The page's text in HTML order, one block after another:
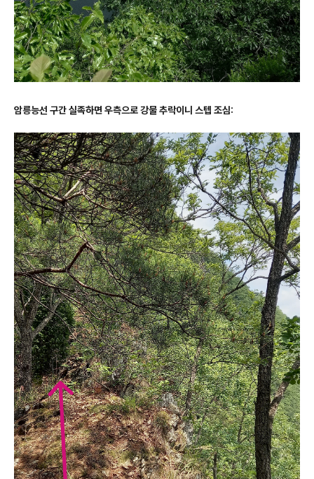
암릉능선 구간 실족하면 우측으로 강물 추락이니 스텝 조심: